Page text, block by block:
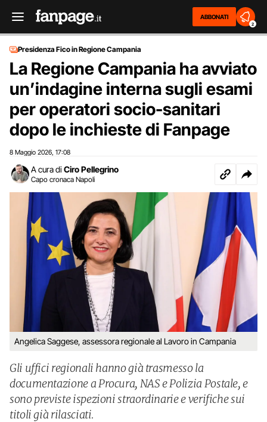
ABBONATI
2
Presidenza Fico in Regione Campania
La Regione Campania ha avviato
un’indagine interna sugli esami
per operatori socio-sanitari
dopo le inchieste di Fanpage
8 Maggio 2026 17:08
A cura di Ciro Pellegrino
Capo cronaca Napoli
Angelica Saggese, assessora regionale al Lavoro in Campania
Gli uffici regionali hanno già trasmesso la
documentazione a Procura, NAS e Polizia Postale, e
sono previste ispezioni straordinarie e verifiche sui
titoli già rilasciati.